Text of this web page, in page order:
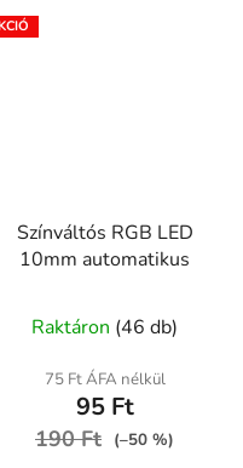
Színváltós RGB LED
10mm automatikus
termék
átlagos
értékelése
5-
Raktáron (46 db)
75 Ft ÁFA nélkül
95 Ft
190 Ft (–50 %)